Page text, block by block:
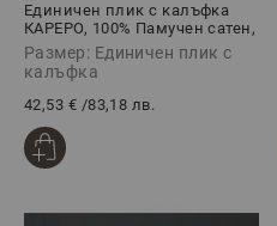
Единичен плик с калъфка
КАРЕРО, 100% Памучен сатен,
2 части
Размер: Единичен плик с
калъфка
42,53 € /83,18 лв.